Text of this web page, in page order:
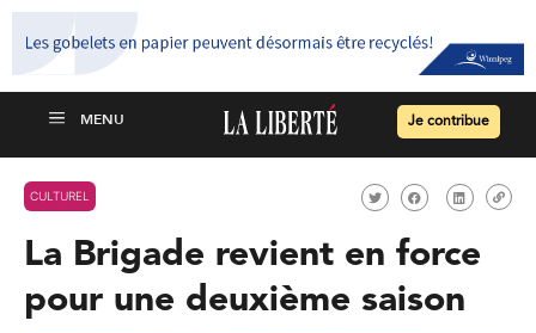
Je contribue
CULTUREL
La Brigade revient en force
pour une deuxième saison